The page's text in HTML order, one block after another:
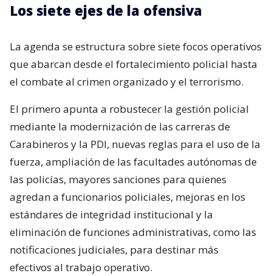
Los siete ejes de la ofensiva
La agenda se estructura sobre siete focos operativos
que abarcan desde el fortalecimiento policial hasta
el combate al crimen organizado y el terrorismo.
El primero apunta a robustecer la gestión policial
mediante la modernización de las carreras de
Carabineros y la PDI, nuevas reglas para el uso de la
fuerza, ampliación de las facultades autónomas de
las policías, mayores sanciones para quienes
agredan a funcionarios policiales, mejoras en los
estándares de integridad institucional y la
eliminación de funciones administrativas, como las
notificaciones judiciales, para destinar más
efectivos al trabajo operativo.